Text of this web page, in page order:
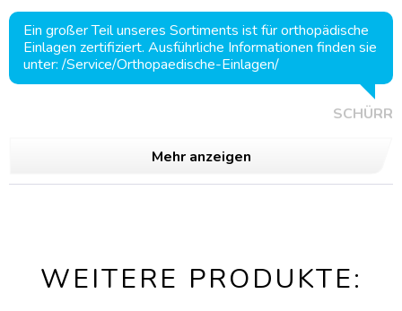
Ein großer Teil unseres Sortiments ist für orthopädische
Einlagen zertifiziert. Ausführliche Informationen finden sie
unter: /Service/Orthopaedische-Einlagen/
SCHÜRR
Mehr anzeigen
WEITERE PRODUKTE: